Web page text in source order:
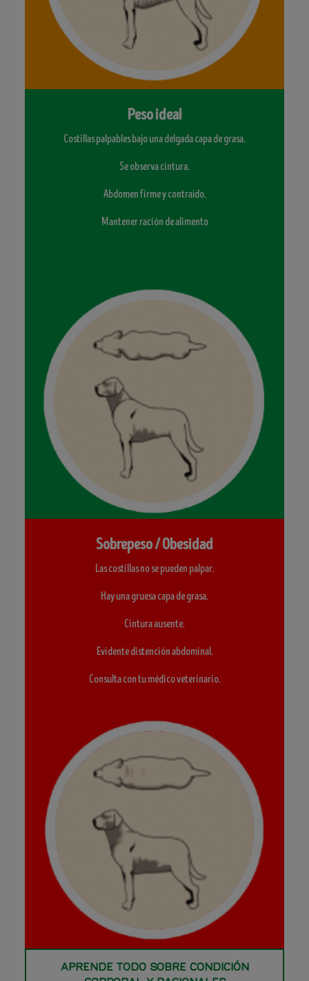
Peso ideal
Costillas palpables bajo una delgada capa de grasa.
Se observa cintura.
Abdomen firme y contraído.
Mantener ración de alimento
Sobrepeso / Obesidad
Las costillas no se pueden palpar.
Hay una gruesa capa de grasa.
Cintura ausente.
Evidente distención abdominal.
Consulta con tu médico veterinario.
APRENDE TODO SOBRE CONDICIÓN